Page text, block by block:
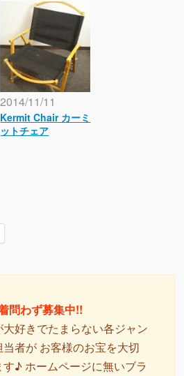
2014/11/11
Kermit Chair カーミ
ットチェア
問わず募集中!!
好きでたまらない各ジャン
者が お客様のお宝を大切
♪ ホームページに無いブラ